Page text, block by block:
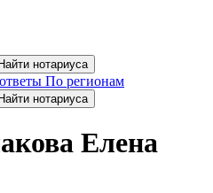
По регионам
Елена